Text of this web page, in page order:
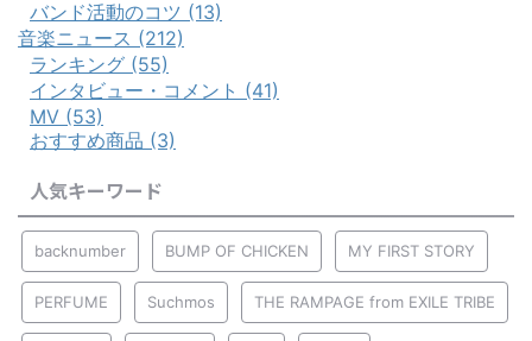
バンド活動のコツ (13)
音楽ニュース (212)
ランキング (55)
インタビュー・コメント (41)
MV (53)
おすすめ商品 (3)
人気キーワード
backnumber BUMP OF CHICKEN MY FIRST STORY
PERFUME Suchmos THE RAMPAGE from EXILE TRIBE